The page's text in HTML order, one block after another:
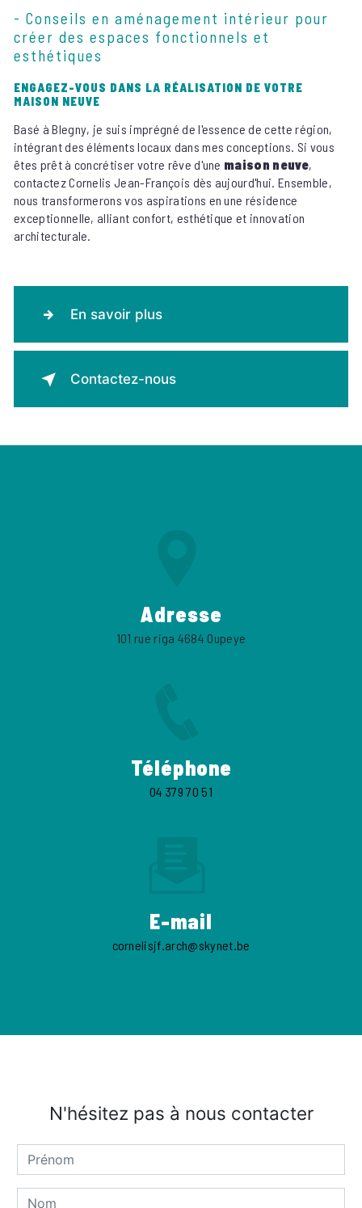
- Conseils en aménagement intérieur pour
créer des espaces fonctionnels et
esthétiques
ENGAGEZ-VOUS DANS LA RÉALISATION DE VOTRE
MAISON NEUVE
Basé à Blegny, je suis imprégné de l'essence de cette région,
intégrant des éléments locaux dans mes conceptions. Si vous
êtes prêt à concrétiser votre rêve d'une maison neuve,
contactez Cornelis Jean-François dès aujourd'hui. Ensemble,
nous transformerons vos aspirations en une résidence
exceptionnelle, alliant confort, esthétique et innovation
architecturale.
En savoir plus
Contactez-nous
Adresse
101 rue riga 4684 Oupeye
Téléphone
04 379 70 51
E-mail
cornelisjf.arch@skynet.be
N'hésitez pas à nous contacter